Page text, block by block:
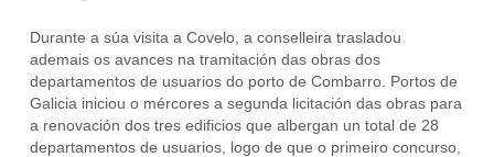
Durante a súa visita a Covelo, a conselleira trasladou
ademais os avances na tramitación das obras dos
departamentos de usuarios do porto de Combarro. Portos de
Galicia iniciou o mércores a segunda licitación das obras para
a renovación dos tres edificios que albergan un total de 28
departamentos de usuarios, logo de que o primeiro concurso,